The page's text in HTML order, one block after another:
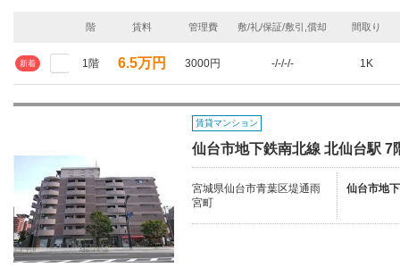
階 賃料 管理費 敷/礼/保証/敷引,償却 間取り
新着 1階 6.5万円 3000円 -/-/-/- 1K
賃貸マンション
仙台市地下鉄南北線 北仙台駅 7
宮城県仙台市青葉区堤通雨
宮町
仙台市地